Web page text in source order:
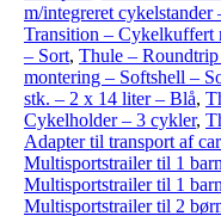
m/integreret cykelstander
Transition – Cykelkuffert
– Sort, Thule –
montering – Softshell –
stk. – 2 x 14 liter – Blå,
Cykelholder – 3 cykler,
Adapter til transport af
Multisportstrailer til 1
Multisportstrailer til 1
Multisportstrailer til 2